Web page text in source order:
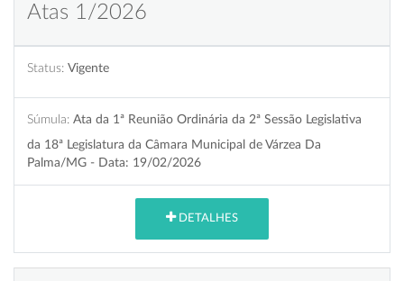
Atas 1/2026
Status: Vigente
Súmula: Ata da 1ª Reunião Ordinária da 2ª Sessão Legislativa
da 18ª Legislatura da Câmara Municipal de Várzea Da
Palma/MG - Data: 19/02/2026
DETALHES